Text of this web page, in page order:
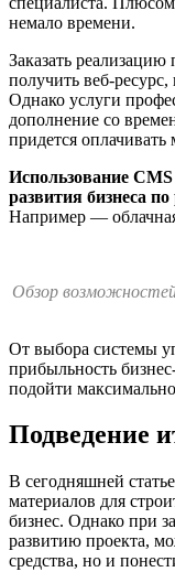
немало времени.
Заказать
получить веб-ресурс,
Однако услуги
дополнение со
придется
Использование
развития бизнеса
Например —
Обзор
От выбора системы
прибыльность
подойти
Подведение
В сегодняшней
материалов для
бизнес. Однако при
развитию проекта,
средства, но и